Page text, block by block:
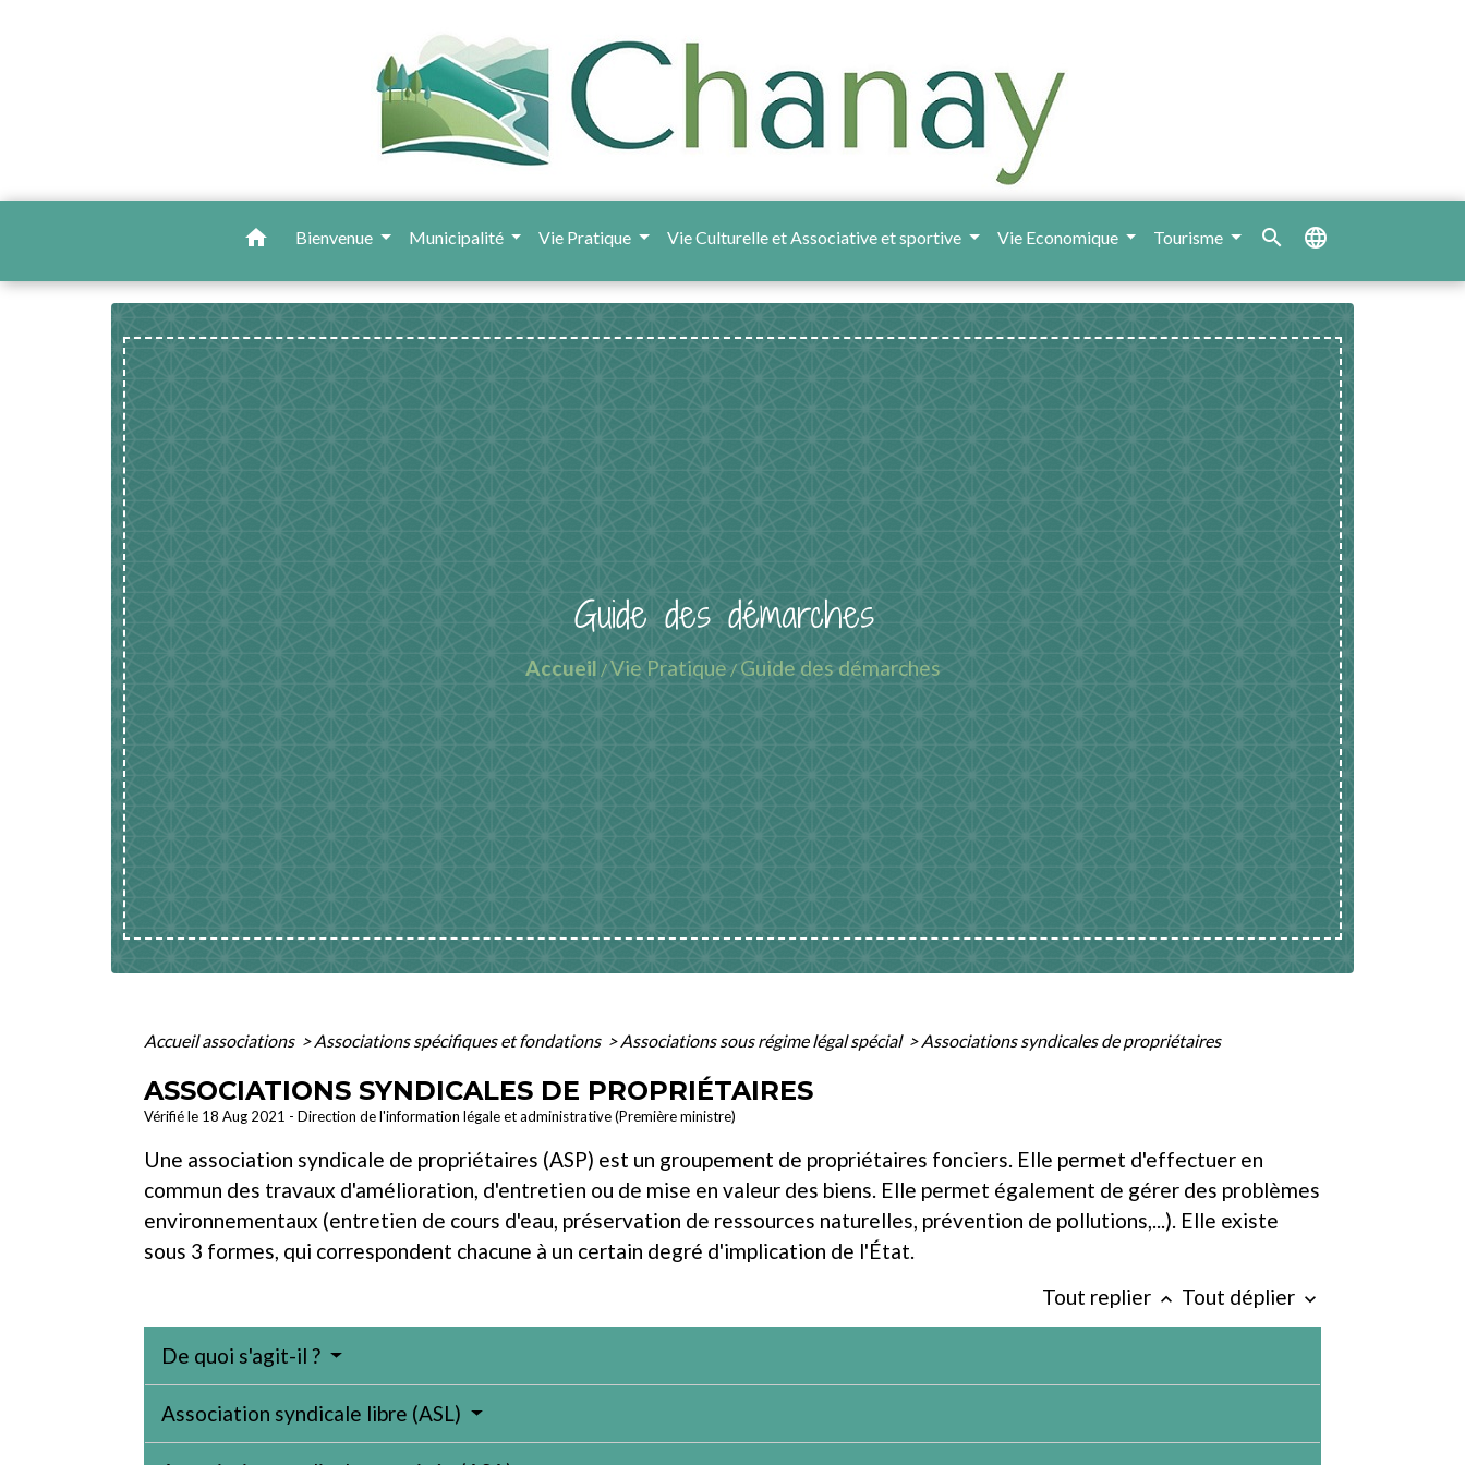
home Bienvenue Municipalité Vie Pratique Vie Culturelle et Associative et sportive Vie Economique Tourisme search language
Guide des démarches
Accueil /Vie Pratique/ Guide des démarches
Accueil associations > Associations spécifiques et fondations > Associations sous régime légal spécial > Associations syndicales de propriétaires
ASSOCIATIONS SYNDICALES DE PROPRIÉTAIRES
Vérifié le 18 Aug 2021 - Direction de l'information légale et administrative (Première ministre)
Une association syndicale de propriétaires (ASP) est un groupement de propriétaires fonciers. Elle permet d'effectuer en
commun des travaux d'amélioration, d'entretien ou de mise en valeur des biens. Elle permet également de gérer des problèmes
environnementaux (entretien de cours d'eau, préservation de ressources naturelles, prévention de pollutions,...). Elle existe
sous 3 formes, qui correspondent chacune à un certain degré d'implication de l'État.
Tout replier keyboard_arrow_up Tout déplier keyboard_arrow_down
De quoi s'agit-il ?
Association syndicale libre (ASL)